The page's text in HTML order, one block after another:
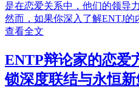
是在恋爱关系中，他们的领导
然而，如果你深入了解ENTJ
查看全文
ENTP辩论家的恋爱
锁深度联结与永恒